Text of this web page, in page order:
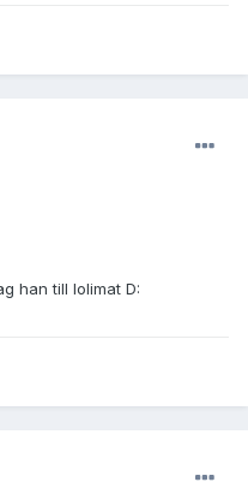
han till lolimat D: